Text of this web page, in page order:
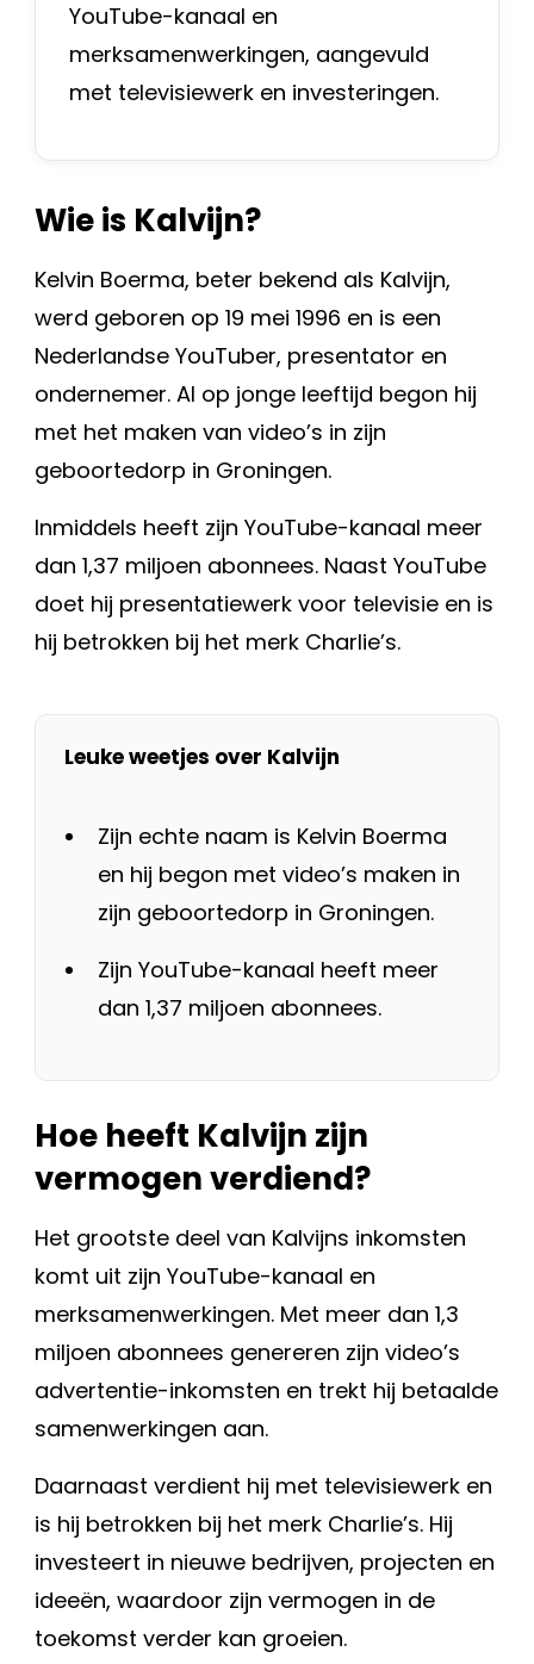
YouTube-kanaal en
merksamenwerkingen, aangevuld
met televisiewerk en investeringen.
Wie is Kalvijn?
Kelvin Boerma, beter bekend als Kalvijn,
werd geboren op 19 mei 1996 en is een
Nederlandse YouTuber, presentator en
ondernemer. Al op jonge leeftijd begon hij
met het maken van video’s in zijn
geboortedorp in Groningen.
Inmiddels heeft zijn YouTube-kanaal meer
dan 1,37 miljoen abonnees. Naast YouTube
doet hij presentatiewerk voor televisie en is
hij betrokken bij het merk Charlie’s.
Leuke weetjes over Kalvijn
Zijn echte naam is Kelvin Boerma
en hij begon met video’s maken in
zijn geboortedorp in Groningen.
Zijn YouTube-kanaal heeft meer
dan 1,37 miljoen abonnees.
Hoe heeft Kalvijn zijn
vermogen verdiend?
Het grootste deel van Kalvijns inkomsten
komt uit zijn YouTube-kanaal en
merksamenwerkingen. Met meer dan 1,3
miljoen abonnees genereren zijn video’s
advertentie-inkomsten en trekt hij betaalde
samenwerkingen aan.
Daarnaast verdient hij met televisiewerk en
is hij betrokken bij het merk Charlie’s. Hij
investeert in nieuwe bedrijven, projecten en
ideeën, waardoor zijn vermogen in de
toekomst verder kan groeien.